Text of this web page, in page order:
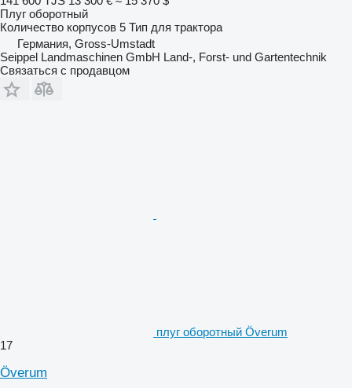
Плуг оборотный
Количество корпусов 5 Тип для трактора
Германия, Gross-Umstadt
Seippel Landmaschinen GmbH Land-, Forst- und Gartentechnik
Связаться с продавцом
плуг оборотный Överum
17
Överum